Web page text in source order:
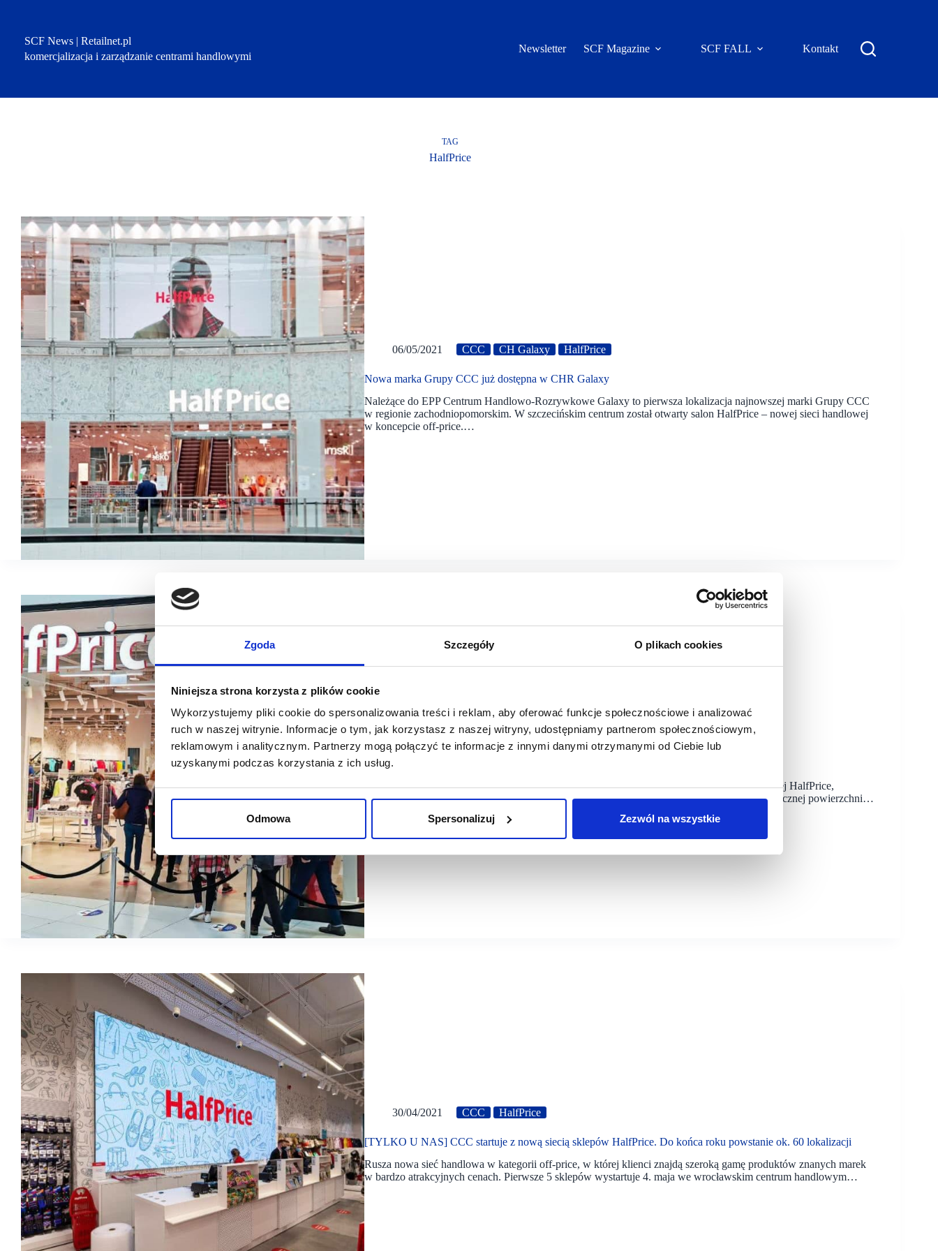
Zgoda Szczegóły O plikach cookies
Niniejsza strona korzysta z plików cookie
Wykorzystujemy pliki cookie do spersonalizowania treści i reklam, aby oferować funkcje społecznościowe i analizować
ruch w naszej witrynie. Informacje o tym, jak korzystasz z naszej witryny, udostępniamy partnerom społecznościowym,
reklamowym i analitycznym. Partnerzy mogą połączyć te informacje z innymi danymi otrzymanymi od Ciebie lub
uzyskanymi podczas korzystania z ich usług.
Odmowa Spersonalizuj Zezwól na wszystkie
SCF News | Retailnet.pl
komercjalizacja i zarządzanie centrami handlowymi
Newsletter SCF Magazine SCF FALL Kontakt
TAG
HalfPrice
06/05/2021 CCC CH Galaxy HalfPrice
Nowa marka Grupy CCC już dostępna w CHR Galaxy
Należące do EPP Centrum Handlowo-Rozrywkowe Galaxy to pierwsza lokalizacja najnowszej marki Grupy CCC
w regionie zachodniopomorskim. W szczecińskim centrum został otwarty salon HalfPrice – nowej sieci handlowej
w koncepcie off-price.…
04/05/2021 Galeria Północna GTC HalfPrice
HalfPrice stawia na Galerię Północną
W Galerii Północnej został właśnie otwarty pierwszy w Warszawie salon nowej sieci handlowej HalfPrice,
oferującej produkty znanych marek w znacznie niższych cenach. Sklep zajmuje dwa piętra o łącznej powierzchni…
30/04/2021 CCC HalfPrice
[TYLKO U NAS] CCC startuje z nową siecią sklepów HalfPrice. Do końca roku powstanie ok. 60 lokalizacji
Rusza nowa sieć handlowa w kategorii off-price, w której klienci znajdą szeroką gamę produktów znanych marek
w bardzo atrakcyjnych cenach. Pierwsze 5 sklepów wystartuje 4. maja we wrocławskim centrum handlowym…